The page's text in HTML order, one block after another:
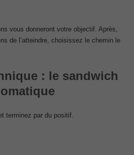
vous donneront votre objectif. Après,
de l’atteindre, choisissez le chemin le
: le sandwich
terminez par du positif.